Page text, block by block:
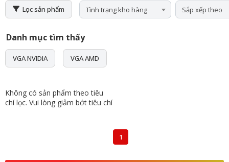
Lọc sản phẩm Tình trạng kho hàng Sắp xếp theo
Danh mục tìm thấy
VGA NVIDIA VGA AMD
Không có sản phẩm theo tiêu
chí lọc. Vui lòng giảm bớt tiêu chí
1